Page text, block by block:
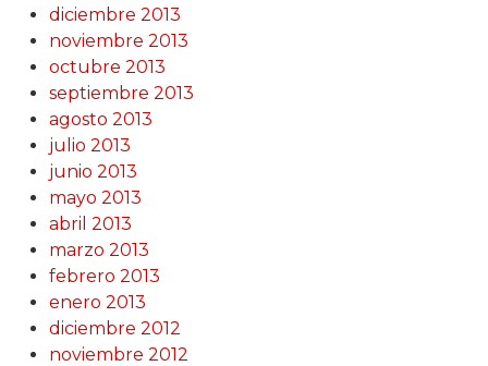
diciembre 2013
noviembre 2013
octubre 2013
septiembre 2013
agosto 2013
julio 2013
junio 2013
mayo 2013
abril 2013
marzo 2013
febrero 2013
enero 2013
diciembre 2012
noviembre 2012